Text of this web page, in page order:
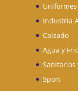
Industria
Calzado
Agua y
Sanitarios
Sport